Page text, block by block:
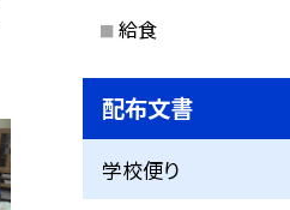
給食
配布文書
学校便り